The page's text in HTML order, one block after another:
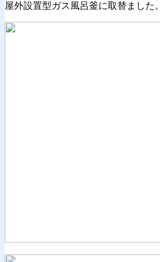
屋外設置型ガス風呂釜に取替ました。